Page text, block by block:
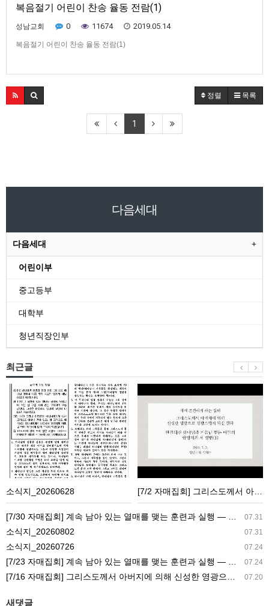
복음절기 어린이 찬송 율동 전람(1)
성남교회 0 11674 2019.05.14
복음절기 어린이 찬송 율동 전람(1)
정렬 목록
1
다음세대
다음세대
어린이부
중고등부
대학부
청년직장인부
최근글
소
식
지
_20260628
소식지_20260628
그
리
스
[7/2 자매집회] 그리스도께서 아버지에 의해 신성한 영광으로 영광스럽게 되신 결과 ― 완결되신 하나님과 거듭난 믿는 이들의 합병체의 세 방면(1) 성남교회 성남교회 구독자 1.25천명
07.31
[7/30 자매집회] 계속 남아 있는 열매를 맺는 훈련과 실행 ― 교회생활을 가정으로 가져감
07.31
소식지_20260802
07.24
소식지_20260726
07.24
[7/23 자매집회] 계속 남아 있는 열매를 맺는 훈련과 실행 ― 새 길 실행의 필요성과 전망
07.20
[7/16 자매집회] 그리스도께서 아버지에 의해 신성한 영광으로 영광스럽게 되신 결과 ― 아버지의 집과 참포도나무와 새 아이의 기능
새댓글